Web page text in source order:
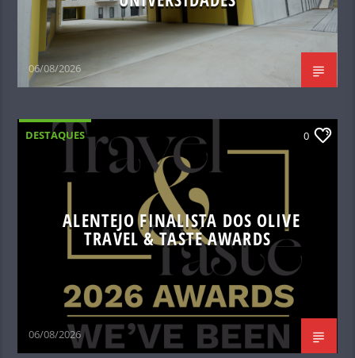
06/08/2026
DESTAQUES 0
ALENTEJO FINALISTA DOS OLIVE
TRAVEL & TASTE AWARDS
06/08/2026